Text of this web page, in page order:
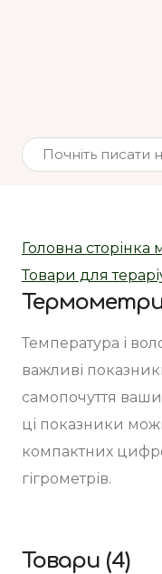
Головна сторінка
Товари для
Температура і
важливі
самопочуття
ці показники
компактних
гігрометрів.
Товари (4)